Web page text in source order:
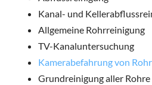
Kanal- und
Allgemeine Rohrreinigung
TV-Kanaluntersuchung
Kamerabefahrung von
Grundreinigung aller Rohre